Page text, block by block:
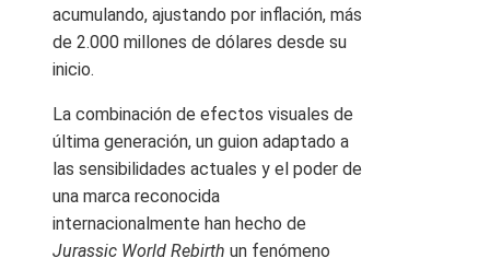
acumulando, ajustando por inflación, más
de 2.000 millones de dólares desde su
inicio.
La combinación de efectos visuales de
última generación, un guion adaptado a
las sensibilidades actuales y el poder de
una marca reconocida
internacionalmente han hecho de
Jurassic World Rebirth un fenómeno